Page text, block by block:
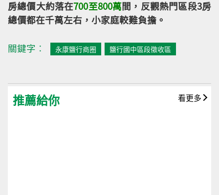
房總價大約落在700至800萬間，反觀熱門區段3房
總價都在千萬左右，小家庭較難負擔。
關鍵字︰ 永康鹽行商圈 鹽行國中區段徵收區
推薦給你 看更多